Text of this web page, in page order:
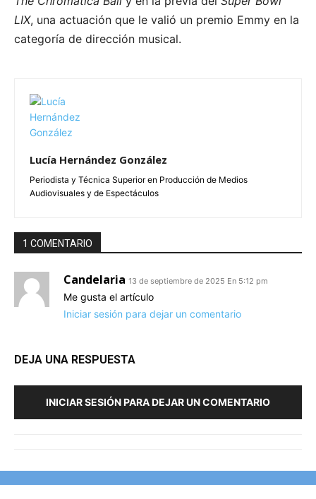
LIX, una actuación que le valió un premio Emmy en la
categoría de dirección musical.
Lucía Hernández González
Periodista y Técnica Superior en Producción de Medios
Audiovisuales y de Espectáculos
1 COMENTARIO
Candelaria 13 de septiembre de 2025 En 5:12 pm
Me gusta el artículo
Iniciar sesión para dejar un comentario
DEJA UNA RESPUESTA
INICIAR SESIÓN PARA DEJAR UN COMENTARIO